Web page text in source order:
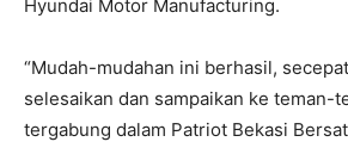
Hyundai Motor Manufacturing.
“Mudah-mudahan ini berhasil,
selesaikan dan sampaikan ke teman-
tergabung dalam Patriot Bekasi